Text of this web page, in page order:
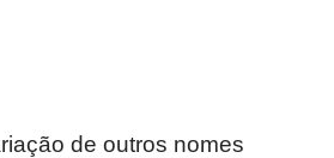
de outros nomes